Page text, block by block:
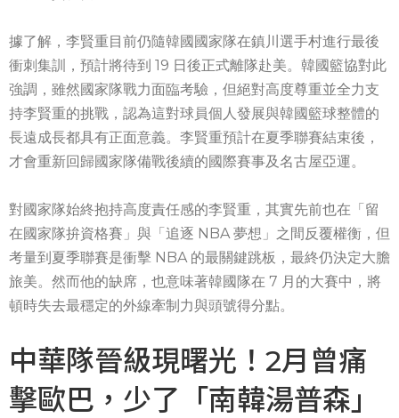
據了解，李賢重目前仍隨韓國國家隊在鎮川選手村進行最後
衝刺集訓，預計將待到 19 日後正式離隊赴美。韓國籃協對此
強調，雖然國家隊戰力面臨考驗，但絕對高度尊重並全力支
持李賢重的挑戰，認為這對球員個人發展與韓國籃球整體的
長遠成長都具有正面意義。李賢重預計在夏季聯賽結束後，
才會重新回歸國家隊備戰後續的國際賽事及名古屋亞運。
對國家隊始終抱持高度責任感的李賢重，其實先前也在「留
在國家隊拚資格賽」與「追逐 NBA 夢想」之間反覆權衡，但
考量到夏季聯賽是衝擊 NBA 的最關鍵跳板，最終仍決定大膽
旅美。然而他的缺席，也意味著韓國隊在 7 月的大賽中，將
頓時失去最穩定的外線牽制力與頭號得分點。
中華隊晉級現曙光！2月曾痛
擊歐巴，少了「南韓湯普森」